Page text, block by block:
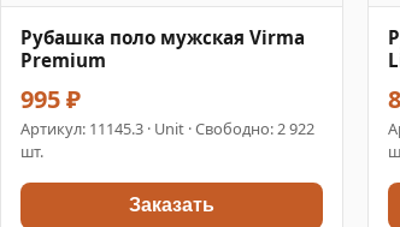
Рубашка поло мужская Virma
Premium
995 ₽
Артикул: 11145.3 · Unit · Свободно: 2 922
шт.
Заказать